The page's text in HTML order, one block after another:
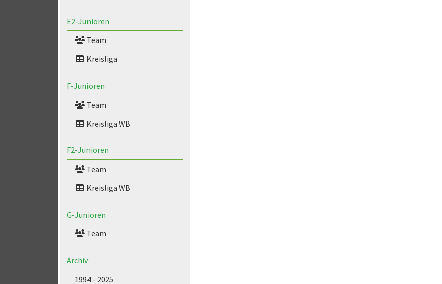
E2-Junioren
Team
Kreisliga
F-Junioren
Team
Kreisliga WB
F2-Junioren
Team
Kreisliga WB
G-Junioren
Team
Archiv
1994 - 2025